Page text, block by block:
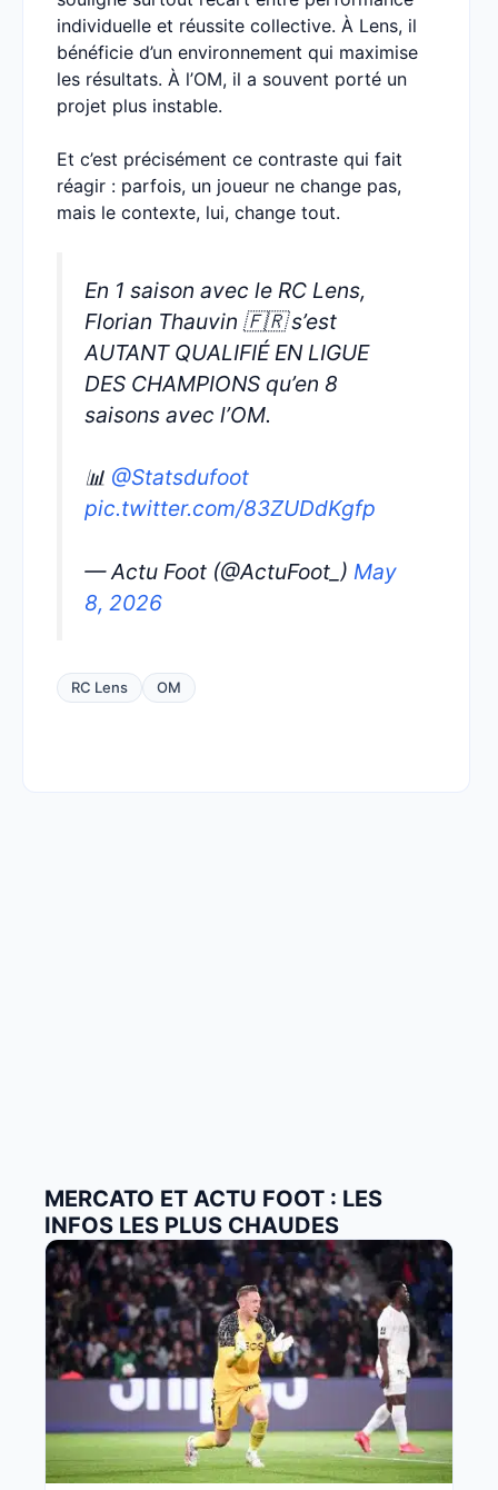
individuelle et réussite collective. À Lens, il
bénéficie d’un environnement qui maximise
les résultats. À l’OM, il a souvent porté un
projet plus instable.
Et c’est précisément ce contraste qui fait
réagir : parfois, un joueur ne change pas,
mais le contexte, lui, change tout.
En 1 saison avec le RC Lens,
Florian Thauvin 🇫🇷 s’est
AUTANT QUALIFIÉ EN LIGUE
DES CHAMPIONS qu’en 8
saisons avec l’OM.
📊 @Statsdufoot
pic.twitter.com/83ZUDdKgfp
— Actu Foot (@ActuFoot_) May
8, 2026
RC Lens OM
MERCATO ET ACTU FOOT : LES
INFOS LES PLUS CHAUDES